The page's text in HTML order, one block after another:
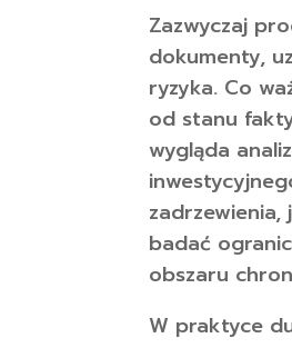
Zazwyczaj
dokumenty,
ryzyka. Co
od stanu
wygląda
badać
obszaru
W praktyce